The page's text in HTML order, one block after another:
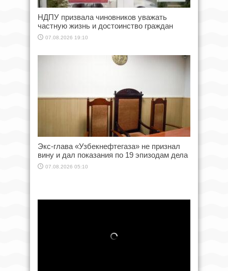
НДПУ призвала чиновников уважать
частную жизнь и достоинство граждан
07.08.2026 19:10
Экс-глава «Узбекнефтегаза» не признал
вину и дал показания по 19 эпизодам дела
07.08.2026 05:10